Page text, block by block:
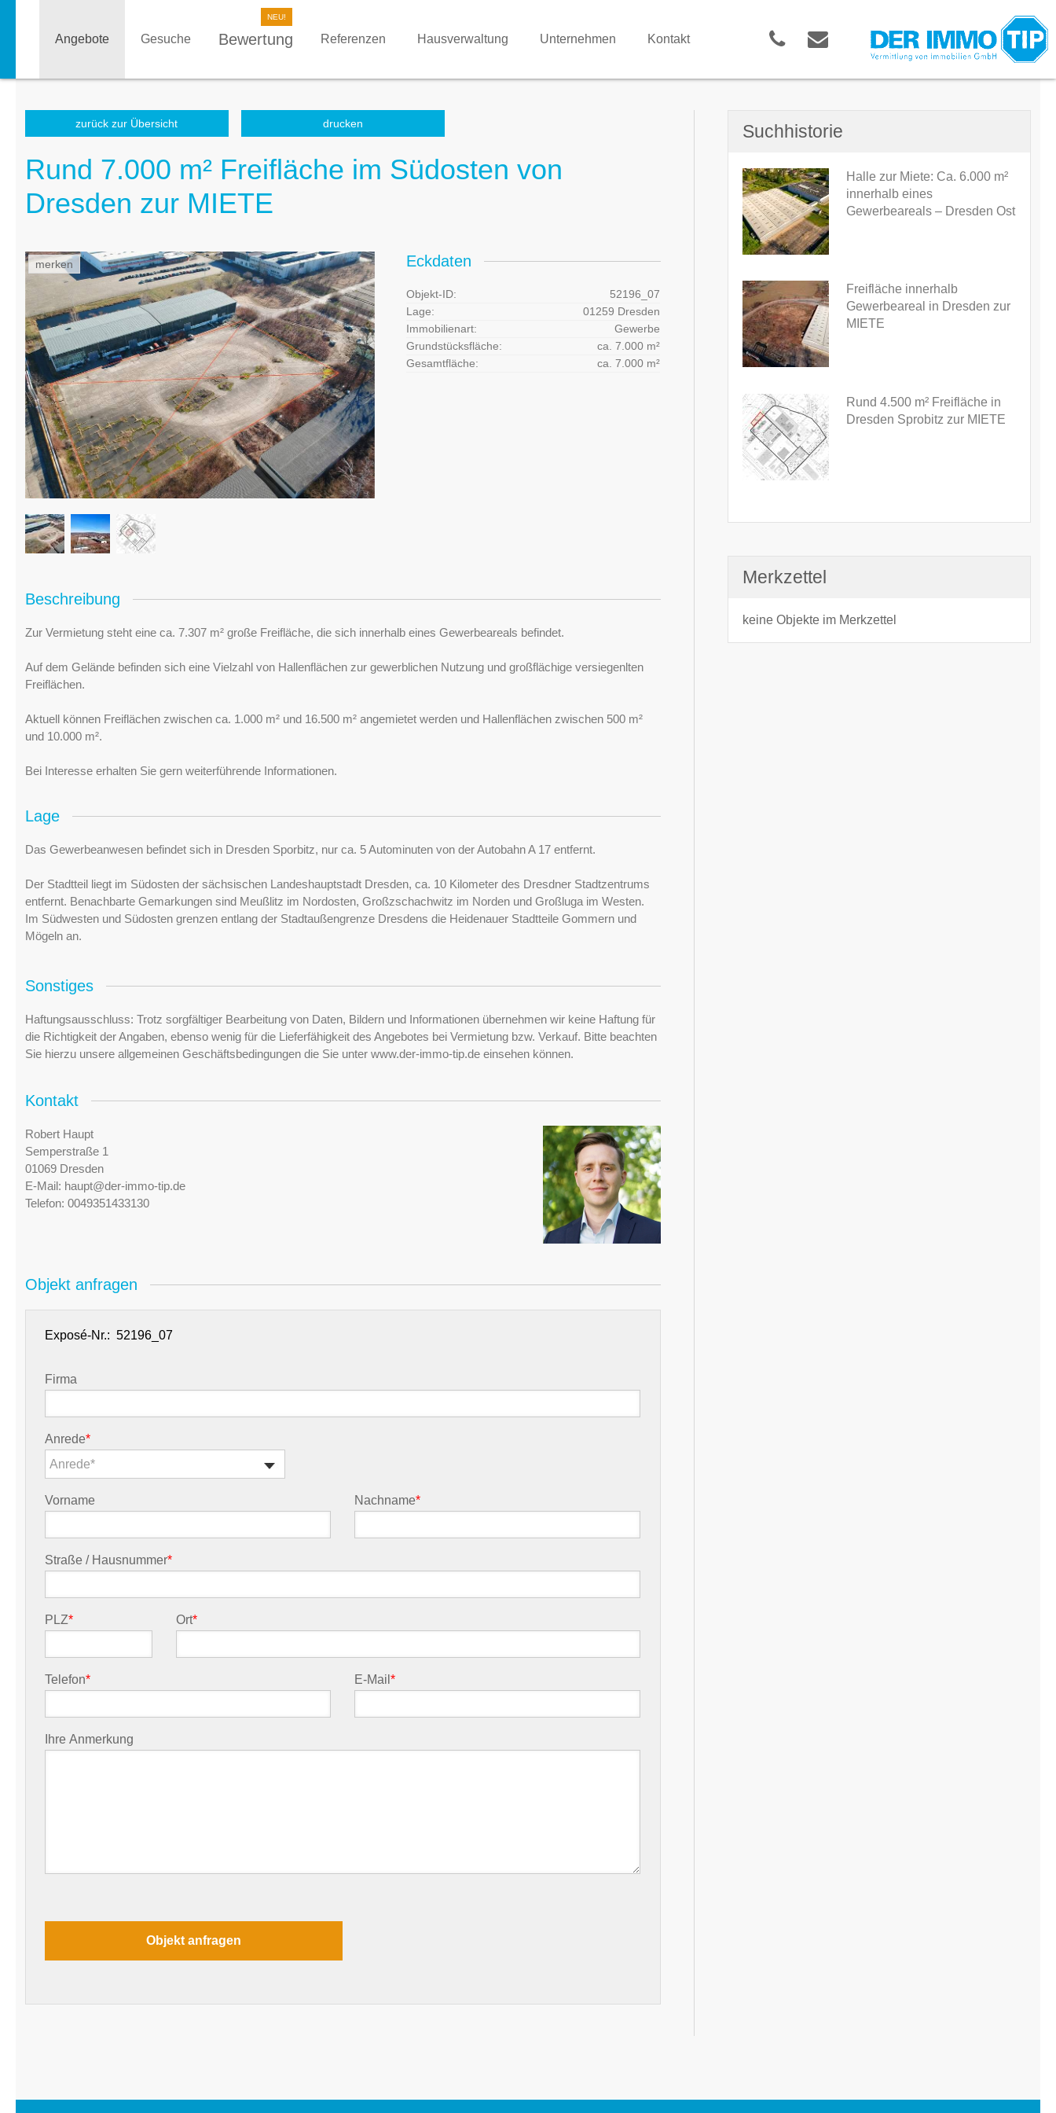
Angebote Gesuche Bewertung Referenzen Hausverwaltung Unternehmen Kontakt
zurück zur Übersicht drucken
Rund 7.000 m² Freifläche im Südosten von
Dresden zur MIETE
merken Eckdaten
Objekt-ID:
52196_07
Lage:
01259 Dresden
Immobilienart:
Gewerbe
Grundstücksfläche:
ca. 7.000 m²
Gesamtfläche:
ca. 7.000 m²
Beschreibung
Zur Vermietung steht eine ca. 7.307 m² große Freifläche, die sich innerhalb eines Gewerbeareals befindet.
Auf dem Gelände befinden sich eine Vielzahl von Hallenflächen zur gewerblichen Nutzung und großflächige versiegenlten
Freiflächen.
Aktuell können Freiflächen zwischen ca. 1.000 m² und 16.500 m² angemietet werden und Hallenflächen zwischen 500 m²
und 10.000 m².
Bei Interesse erhalten Sie gern weiterführende Informationen.
Lage
Das Gewerbeanwesen befindet sich in Dresden Sporbitz, nur ca. 5 Autominuten von der Autobahn A 17 entfernt.
Der Stadtteil liegt im Südosten der sächsischen Landeshauptstadt Dresden, ca. 10 Kilometer des Dresdner Stadtzentrums
entfernt. Benachbarte Gemarkungen sind Meußlitz im Nordosten, Großzschachwitz im Norden und Großluga im Westen.
Im Südwesten und Südosten grenzen entlang der Stadtaußengrenze Dresdens die Heidenauer Stadtteile Gommern und
Mögeln an.
Sonstiges
Haftungsausschluss: Trotz sorgfältiger Bearbeitung von Daten, Bildern und Informationen übernehmen wir keine Haftung für
die Richtigkeit der Angaben, ebenso wenig für die Lieferfähigkeit des Angebotes bei Vermietung bzw. Verkauf. Bitte beachten
Sie hierzu unsere allgemeinen Geschäftsbedingungen die Sie unter www.der-immo-tip.de einsehen können.
Kontakt
Robert Haupt
Semperstraße 1
01069 Dresden
E-Mail: haupt@der-immo-tip.de
Telefon: 0049351433130
Objekt anfragen
Exposé-Nr.:
Firma
Anrede*
Anrede*
Vorname Nachname*
Straße / Hausnummer*
PLZ* Ort*
Telefon* E-Mail*
Ihre Anmerkung
Suchhistorie
Halle zur Miete: Ca. 6.000 m²
innerhalb eines
Gewerbeareals – Dresden Ost
Freifläche innerhalb
Gewerbeareal in Dresden zur
MIETE
Rund 4.500 m² Freifläche in
Dresden Sprobitz zur MIETE
Merkzettel
keine Objekte im Merkzettel